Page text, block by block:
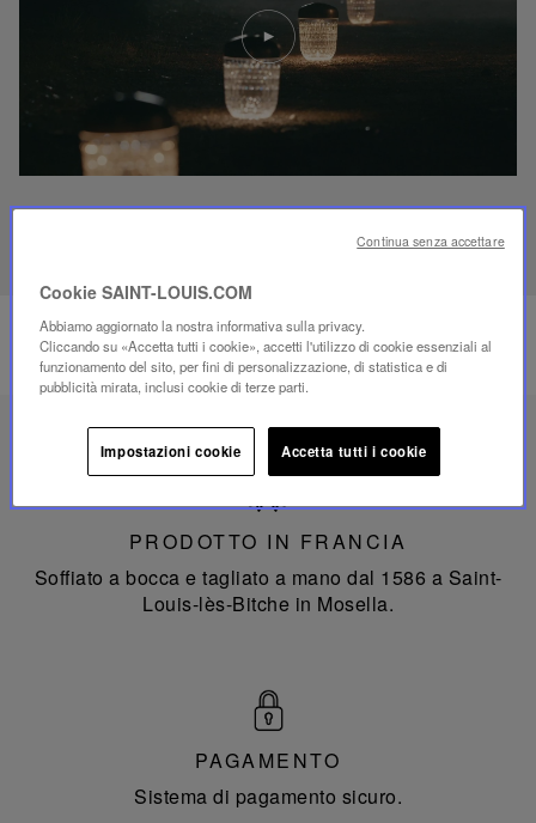
Riproduci
video
Video
YouTube,
lampada
portatile
mini
Prodotto
Francia
PRODOTTO IN FRANCIA
Soffiato a bocca e tagliato a mano dal 1586 a Saint-
Louis-lès-Bitche in Mosella.
PAGAMENTO
Sistema di pagamento sicuro.
Cookie SAINT-LOUIS.COM
Abbiamo aggiornato la nostra informativa sulla privacy.
Cliccando su «Accetta tutti i cookie», accetti l'utilizzo di cookie essenziali al
funzionamento del sito, per fini di personalizzazione, di statistica e di
pubblicità mirata, inclusi cookie di terze parti.
Impostazioni cookie Accetta tutti i cookie
Continua senza accettare